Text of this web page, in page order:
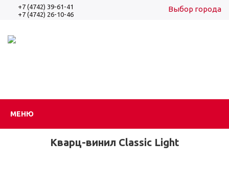
+7 (4742) 39-61-41
+7 (4742) 26-10-46
Выбор города
МЕНЮ
Кварц-винил Classic Light